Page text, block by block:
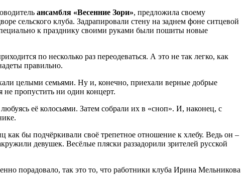
ансамбля «Весенние Зори», предложила своему
сельского клуба. Задрапировали стену на заднем фоне ситцевой
к празднику своими руками были пошиты новые
по несколько раз переодеваться. А это не так легко, как
правильно.
целыми семьями. Ну и, конечно, приехали верные добрые
не пропустить ни один концерт.
её колосьями. Затем собрали их в «сноп». И, наконец, с
бы подчёркивали своё трепетное отношение к хлебу. Ведь он –
девушек. Весёлые пляски раззадорили зрителей русской
порадовало, так это то, что работники клуба Ирина Мельникова